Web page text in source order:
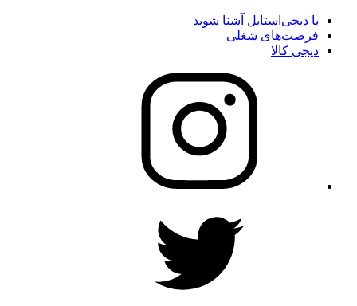
با دیجی‌استایل آشنا شوید
فرصت‌های شغلی
دیجی کالا